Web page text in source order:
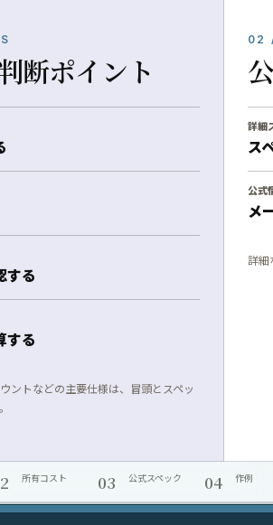
断ポイント
する
する
ントなどの主要仕様は、冒頭とスペッ
02
詳細
ス
公式
メ
詳細
所有コスト 03 公式スペック 04 作例